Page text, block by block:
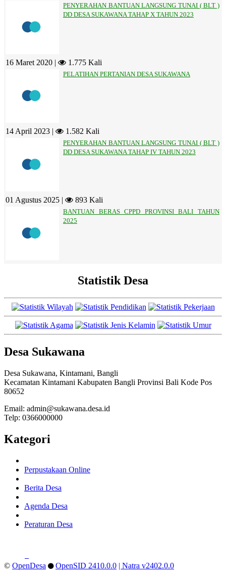
PENYERAHAN BANTUAN LANGSUNG TUNAI ( BLT )
DD DESA SUKAWANA TAHAP X TAHUN 2023
16 Maret 2020 | 1.775 Kali
PELATIHAN PERTANIAN DESA SUKAWANA
14 April 2023 | 1.582 Kali
PENYERAHAN BANTUAN LANGSUNG TUNAI ( BLT )
DD DESA SUKAWANA TAHAP IV TAHUN 2023
01 Agustus 2025 | 893 Kali
BANTUAN BERAS CPPD PROVINSI BALI TAHUN
2025
Statistik Desa
Desa Sukawana
Desa Sukawana, Kintamani, Bangli
Kecamatan Kintamani Kabupaten Bangli Provinsi Bali Kode Pos
80652
Email: admin@sukawana.desa.id
Telp: 0366000000
Kategori
Perpustakaan Online
Berita Desa
Agenda Desa
Peraturan Desa
© OpenDesa OpenSID 2410.0.0 | Natra v2402.0.0